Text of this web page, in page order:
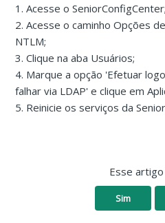
1. Acesse o SeniorConfigCenter;
2. Acesse o caminho Opções
NTLM;
3. Clique na aba Usuários;
4. Marque a opção 'Efetuar
falhar via LDAP' e clique em
5. Reinicie os serviços da
Esse
Sim